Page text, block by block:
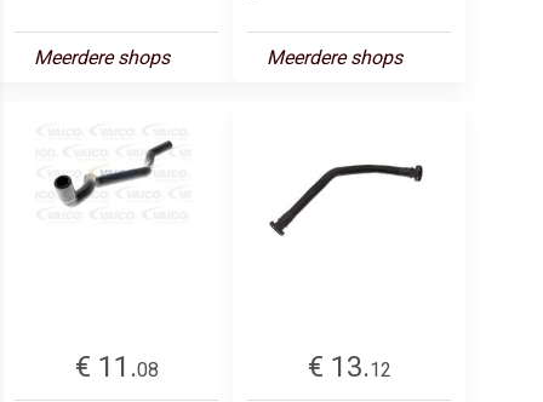
Meerdere shops Meerdere shops
€ 11.08
€ 13.12